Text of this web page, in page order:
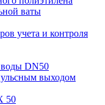
ваты
учета и контроля
DN50
выходом
50